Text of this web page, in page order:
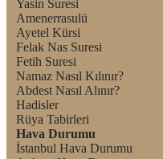
Yasin Suresi
Amenerrasulü
Ayetel Kürsi
Felak Nas Suresi
Fetih Suresi
Namaz Nasıl Kılınır?
Abdest Nasıl Alınır?
Hadisler
Rüya Tabirleri
Hava Durumu
İstanbul Hava Durumu